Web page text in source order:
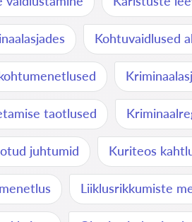
Kohtuvaidlused
taotlused
juhtumid Kuriteos
Liiklusrikkumiste